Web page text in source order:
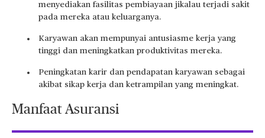
menyediakan fasilitas pembiayaan jikalau terjadi sakit
pada mereka atau keluarganya.
Karyawan akan mempunyai antusiasme kerja yang
tinggi dan meningkatkan produktivitas mereka.
Peningkatan karir dan pendapatan karyawan sebagai
akibat sikap kerja dan ketrampilan yang meningkat.
Manfaat Asuransi